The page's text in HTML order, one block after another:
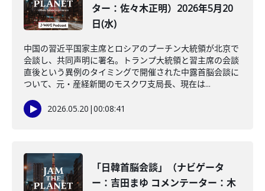
ター：佐々木正明）2026年5月20
日(水)
中国の習近平国家主席とロシアのプーチン大統領が北京で
会談し、共同声明に署名。トランプ大統領と習主席の会談
直後という異例のタイミングで開催された中露首脳会談に
ついて、元・産経新聞のモスクワ支局長、現在は...
2026.05.20 |00:08:41
「日韓首脳会談」（ナビゲータ
ー：吉田まゆ コメンテーター：木